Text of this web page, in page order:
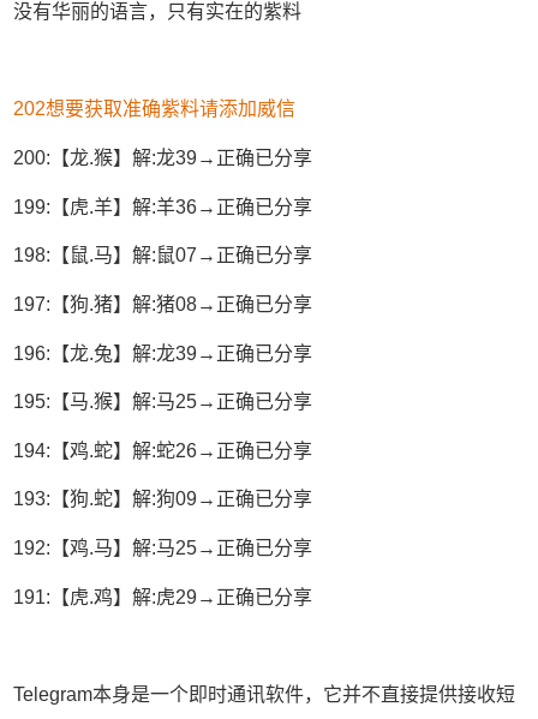
没有华丽的语言，只有实在的紫料
202想要获取准确紫料请添加威信
200:【龙.猴】解:龙39→正确已分享
199:【虎.羊】解:羊36→正确已分享
198:【鼠.马】解:鼠07→正确已分享
197:【狗.猪】解:猪08→正确已分享
196:【龙.兔】解:龙39→正确已分享
195:【马.猴】解:马25→正确已分享
194:【鸡.蛇】解:蛇26→正确已分享
193:【狗.蛇】解:狗09→正确已分享
192:【鸡.马】解:马25→正确已分享
191:【虎.鸡】解:虎29→正确已分享
Telegram本身是一个即时通讯软件，它并不直接提供接收短